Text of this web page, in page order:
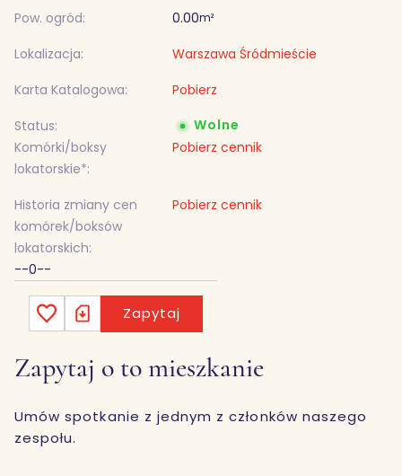
Pow. ogród: 0.00m²
Lokalizacja:
Warszawa Śródmieście
Karta Katalogowa:
Pobierz
Status:
Wolne
Komórki/boksy
lokatorskie*:
Pobierz cennik
Historia zmiany cen
komórek/boksów
lokatorskich:
Pobierz cennik
--0--
Zapytaj
Zapytaj o to mieszkanie
Umów spotkanie z jednym z członków naszego
zespołu.